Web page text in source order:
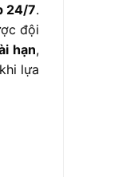
24/7.
đội
hạn,
khi lựa